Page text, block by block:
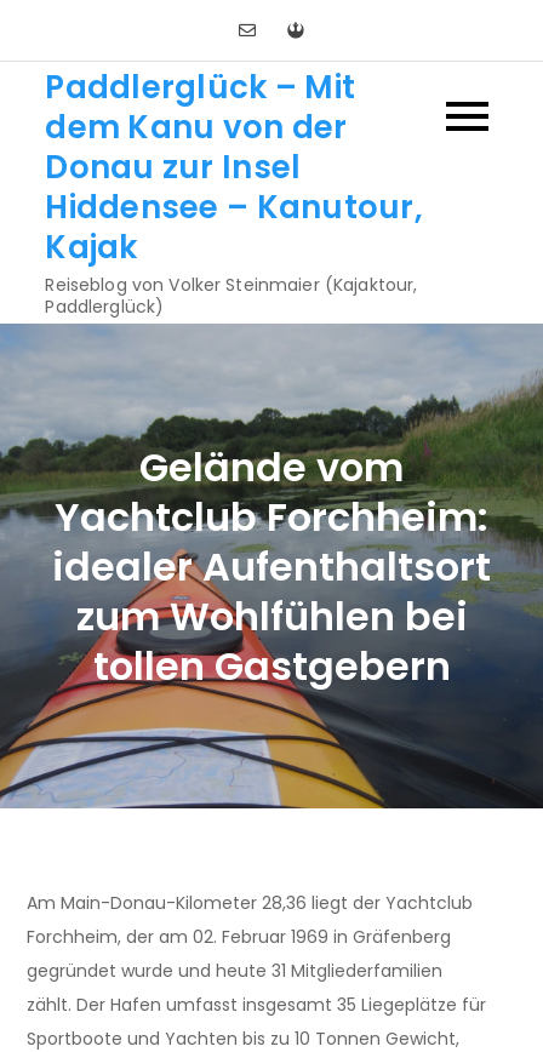
contentPaddlerglück – Mit
dem Kanu von der
Donau zur Insel
Hiddensee – Kanutour,
Kajak
Reiseblog von Volker Steinmaier (Kajaktour,
Paddlerglück)
Gelände vom
Yachtclub Forchheim:
idealer Aufenthaltsort
zum Wohlfühlen bei
tollen Gastgebern
Am Main-Donau-Kilometer 28,36 liegt der Yachtclub
Forchheim, der am 02. Februar 1969 in Gräfenberg
gegründet wurde und heute 31 Mitgliederfamilien
zählt. Der Hafen umfasst insgesamt 35 Liegeplätze für
Sportboote und Yachten bis zu 10 Tonnen Gewicht,